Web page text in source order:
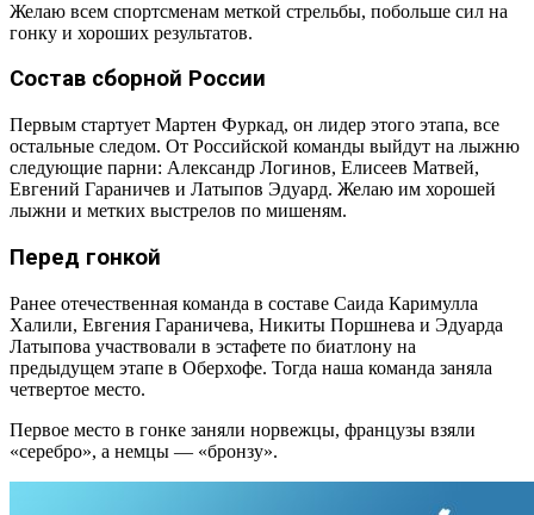
Желаю всем спортсменам меткой стрельбы, побольше сил на
гонку и хороших результатов.
Состав сборной России
Первым стартует Мартен Фуркад, он лидер этого этапа, все
остальные следом. От Российской команды выйдут на лыжню
следующие парни: Александр Логинов, Елисеев Матвей,
Евгений Гараничев и Латыпов Эдуард. Желаю им хорошей
лыжни и метких выстрелов по мишеням.
Перед гонкой
Ранее отечественная команда в составе Саида Каримулла
Халили, Евгения Гараничева, Никиты Поршнева и Эдуарда
Латыпова участвовали в эстафете по биатлону на
предыдущем этапе в Оберхофе. Тогда наша команда заняла
четвертое место.
Первое место в гонке заняли норвежцы, французы взяли
«серебро», а немцы — «бронзу».